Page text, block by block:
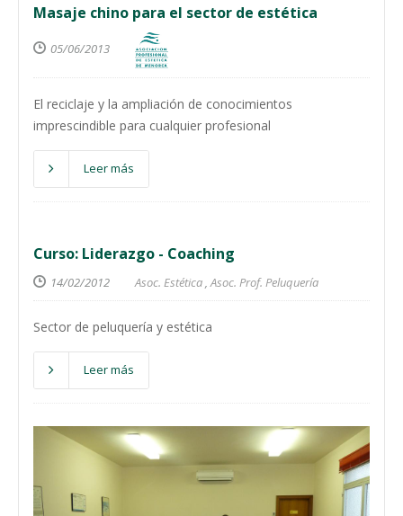
Masaje chino para el sector de estética
05/06/2013
El reciclaje y la ampliación de conocimientos
imprescindible para cualquier profesional
Leer más
Curso: Liderazgo - Coaching
14/02/2012 Asoc. Estética,Asoc. Prof. Peluquería
Sector de peluquería y estética
Leer más